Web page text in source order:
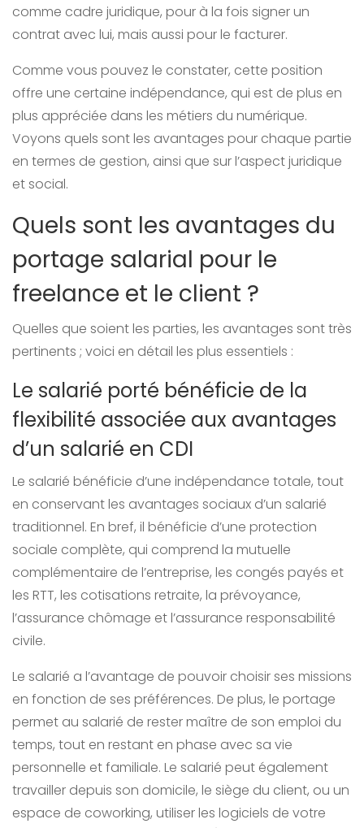
comme cadre juridique, pour à la fois signer un
contrat avec lui, mais aussi pour le facturer.
Comme vous pouvez le constater, cette position
offre une certaine indépendance, qui est de plus en
plus appréciée dans les métiers du numérique.
Voyons quels sont les avantages pour chaque partie
en termes de gestion, ainsi que sur l’aspect juridique
et social.
Quels sont les avantages du
portage salarial pour le
freelance et le client ?
Quelles que soient les parties, les avantages sont très
pertinents ; voici en détail les plus essentiels :
Le salarié porté bénéficie de la
flexibilité associée aux avantages
d’un salarié en CDI
Le salarié bénéficie d’une indépendance totale, tout
en conservant les avantages sociaux d’un salarié
traditionnel. En bref, il bénéficie d’une protection
sociale complète, qui comprend la mutuelle
complémentaire de l’entreprise, les congés payés et
les RTT, les cotisations retraite, la prévoyance,
l’assurance chômage et l’assurance responsabilité
civile.
Le salarié a l’avantage de pouvoir choisir ses missions
en fonction de ses préférences. De plus, le portage
permet au salarié de rester maître de son emploi du
temps, tout en restant en phase avec sa vie
personnelle et familiale. Le salarié peut également
travailler depuis son domicile, le siège du client, ou un
espace de coworking, utiliser les logiciels de votre